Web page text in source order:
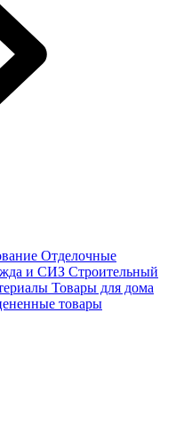
Отделочные
и СИЗ Строительный
Товары для дома
товары